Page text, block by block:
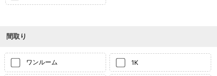
間取り
ワンルーム 1K